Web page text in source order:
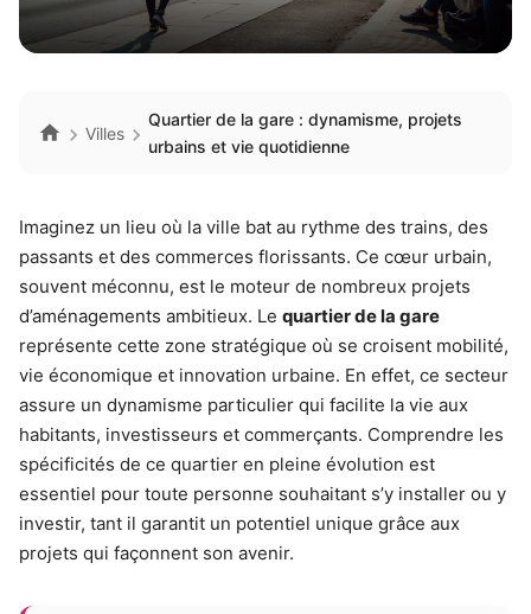
Villes
Quartier de la gare : dynamisme, projets
urbains et vie quotidienne
Imaginez un lieu où la ville bat au rythme des trains, des
passants et des commerces florissants. Ce cœur urbain,
souvent méconnu, est le moteur de nombreux projets
d’aménagements ambitieux. Le quartier de la gare
représente cette zone stratégique où se croisent mobilité,
vie économique et innovation urbaine. En effet, ce secteur
assure un dynamisme particulier qui facilite la vie aux
habitants, investisseurs et commerçants. Comprendre les
spécificités de ce quartier en pleine évolution est
essentiel pour toute personne souhaitant s’y installer ou y
investir, tant il garantit un potentiel unique grâce aux
projets qui façonnent son avenir.